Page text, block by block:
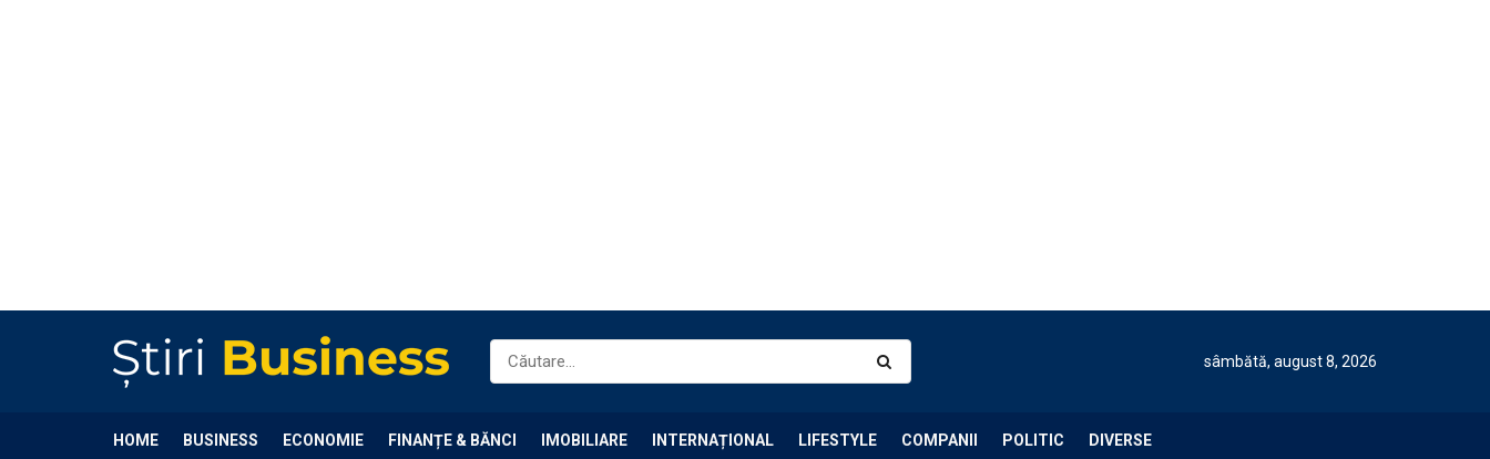
sâmbătă, august 8, 2026
HOME BUSINESS ECONOMIE FINANȚE & BĂNCI IMOBILIARE INTERNAȚIONAL LIFESTYLE COMPANII POLITIC DIVERSE